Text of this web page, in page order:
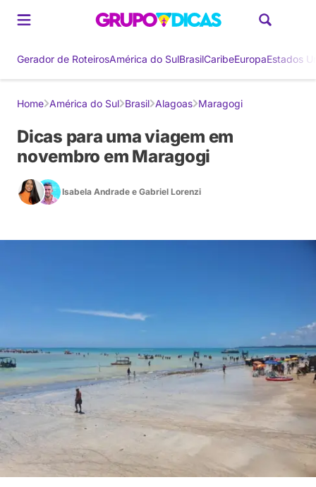
Gerador de RoteirosAmérica do SulBrasilCaribeEuropaEstados
Home América do Sul Brasil Alagoas Maragogi
Dicas para uma viagem em
novembro em Maragogi
Isabela Andrade e Gabriel Lorenzi